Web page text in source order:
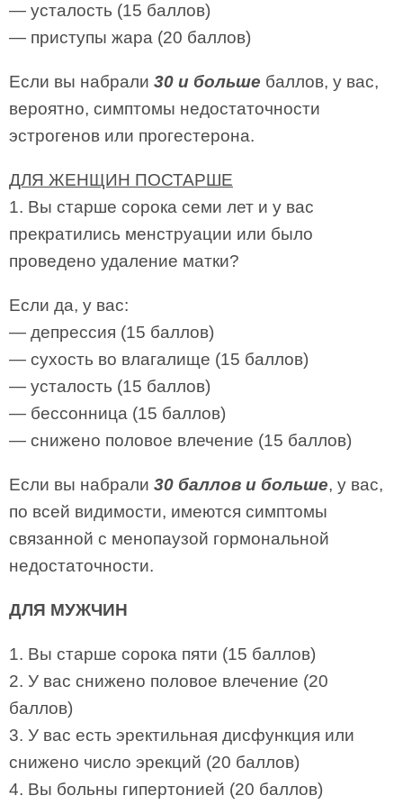
— усталость (15 баллов)
— приступы жара (20 баллов)
Если вы набрали 30 и больше баллов, у вас,
вероятно, симптомы недостаточности
эстрогенов или прогестерона.
ДЛЯ ЖЕНЩИН ПОСТАРШЕ
1. Вы старше сорока семи лет и у вас
прекратились менструации или было
проведено удаление матки?
Если да, у вас:
— депрессия (15 баллов)
— сухость во влагалище (15 баллов)
— усталость (15 баллов)
— бессонница (15 баллов)
— снижено половое влечение (15 баллов)
Если вы набрали 30 баллов и больше, у вас,
по всей видимости, имеются симптомы
связанной с менопаузой гормональной
недостаточности.
ДЛЯ МУЖЧИН
1. Вы старше сорока пяти (15 баллов)
2. У вас снижено половое влечение (20
баллов)
3. У вас есть эректильная дисфункция или
снижено число эрекций (20 баллов)
4. Вы больны гипертонией (20 баллов)